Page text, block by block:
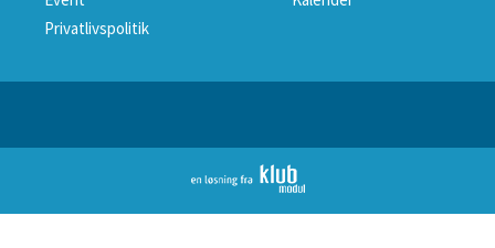
Privatlivspolitik